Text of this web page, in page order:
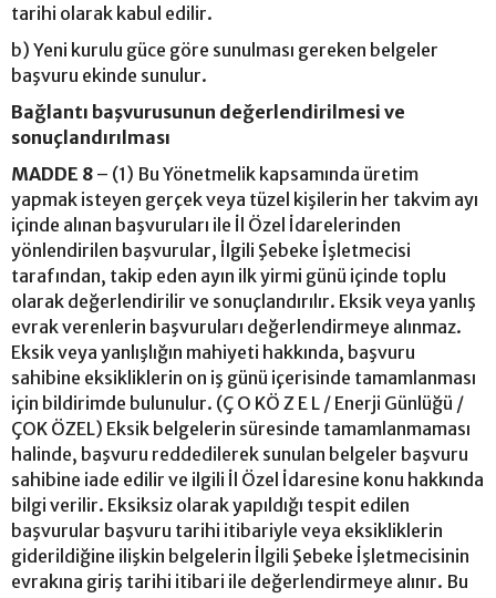
tarihi olarak kabul edilir.
b) Yeni kurulu güce göre sunulması gereken belgeler
başvuru ekinde sunulur.
Bağlantı başvurusunun değerlendirilmesi ve
sonuçlandırılması
MADDE 8 – (1) Bu Yönetmelik kapsamında üretim
yapmak isteyen gerçek veya tüzel kişilerin her takvim ayı
içinde alınan başvuruları ile İl Özel İdarelerinden
yönlendirilen başvurular, İlgili Şebeke İşletmecisi
tarafından, takip eden ayın ilk yirmi günü içinde toplu
olarak değerlendirilir ve sonuçlandırılır. Eksik veya yanlış
evrak verenlerin başvuruları değerlendirmeye alınmaz.
Eksik veya yanlışlığın mahiyeti hakkında, başvuru
sahibine eksikliklerin on iş günü içerisinde tamamlanması
için bildirimde bulunulur. (Ç O KÖ Z E L / Enerji Günlüğü /
ÇOK ÖZEL) Eksik belgelerin süresinde tamamlanmaması
halinde, başvuru reddedilerek sunulan belgeler başvuru
sahibine iade edilir ve ilgili İl Özel İdaresine konu hakkında
bilgi verilir. Eksiksiz olarak yapıldığı tespit edilen
başvurular başvuru tarihi itibariyle veya eksikliklerin
giderildiğine ilişkin belgelerin İlgili Şebeke İşletmecisinin
evrakına giriş tarihi itibari ile değerlendirmeye alınır. Bu